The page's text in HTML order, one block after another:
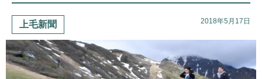
上毛新聞 2018年5月17日